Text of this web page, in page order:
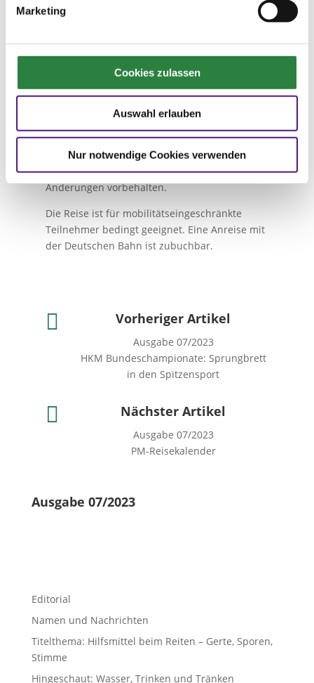
Marketing
Cookies zulassen
Auswahl erlauben
Nur notwendige Cookies verwenden
über den Derby-Parcours, Sektempfang,
Tage, Reisepreissicherungsschein.
Reisepreis
Preis 799 Euro pro PM im DZ, Nicht-PM 849
Euro, EZ-Zuschlag 240 Euro.
Anmeldeschluss 25. September 2023.
Mindestteilnehmerzahl 25 Personen.
Änderungen vorbehalten.
Die Reise ist für mobilitätseingeschränkte
Teilnehmer bedingt geeignet. Eine Anreise mit
der Deutschen Bahn ist zubuchbar.
 Vorheriger Artikel
Ausgabe 07/2023
HKM Bundeschampionate: Sprungbrett
in den Spitzensport
 Nächster Artikel
Ausgabe 07/2023
PM-Reisekalender
Ausgabe 07/2023
Editorial
Namen und Nachrichten
Titelthema: Hilfsmittel beim Reiten – Gerte, Sporen,
Stimme
Hingeschaut: Wasser, Trinken und Tränken